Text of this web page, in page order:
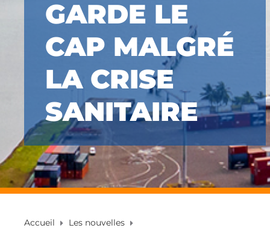
GARDE LE
CAP MALGRÉ
LA CRISE
SANITAIRE
Accueil
Les nouvelles